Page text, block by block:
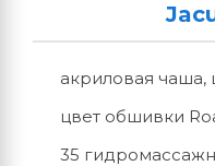
акриловая чаша,
цвет обшивки
35